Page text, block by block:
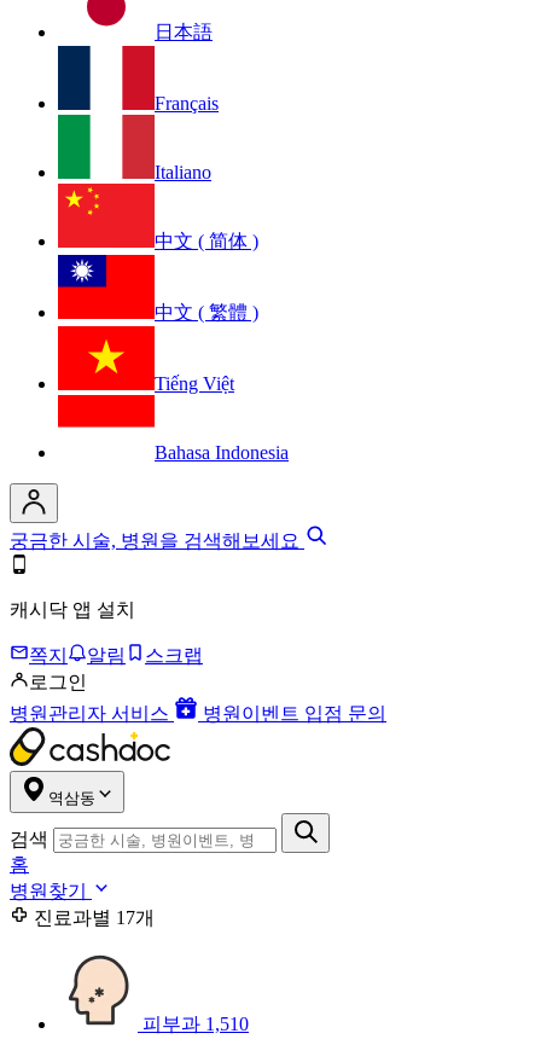
日本語
Français
Italiano
中文 ( 简体 )
中文 ( 繁體 )
Tiếng Việt
Bahasa Indonesia
궁금한 시술, 병원을 검색해보세요
캐시닥 앱 설치
쪽지 알림
스크랩
로그인
병원관리자 서비스
병원이벤트 입점 문의
역삼동
검색
홈
병원찾기
진료과별 17개
피부과 1,510